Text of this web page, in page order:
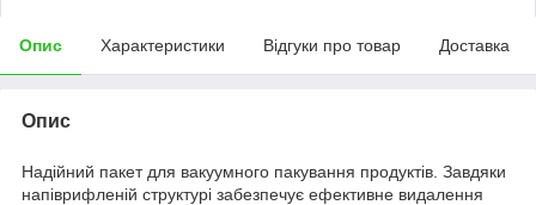
Опис Характеристики Відгуки про товар Доставка
Опис
Надійний пакет для вакуумного пакування продуктів. Завдяки
напіврифленій структурі забезпечує ефективне видалення